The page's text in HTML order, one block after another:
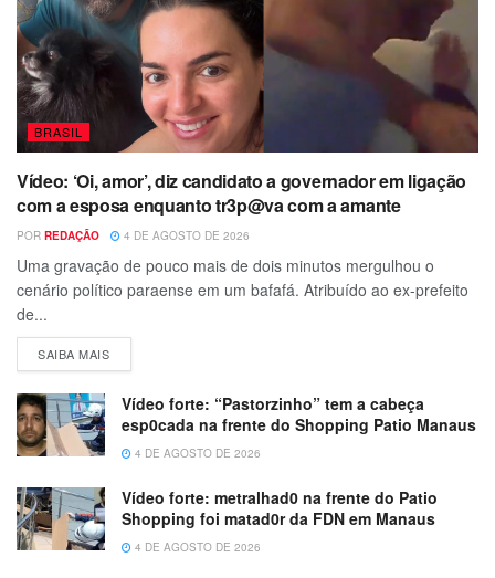
BRASIL
Vídeo: ‘Oi, amor’, diz candidato a governador em ligação
com a esposa enquanto tr3p@va com a amante
POR REDAÇÃO 4 DE AGOSTO DE 2026
Uma gravação de pouco mais de dois minutos mergulhou o
cenário político paraense em um bafafá. Atribuído ao ex-prefeito
de...
SAIBA MAIS
Vídeo forte: “Pastorzinho” tem a cabeça
esp0cada na frente do Shopping Patio Manaus
4 DE AGOSTO DE 2026
Vídeo forte: metralhad0 na frente do Patio
Shopping foi matad0r da FDN em Manaus
4 DE AGOSTO DE 2026